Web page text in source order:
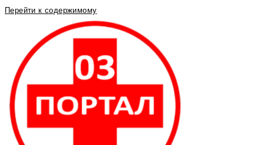
Перейти к содержимому